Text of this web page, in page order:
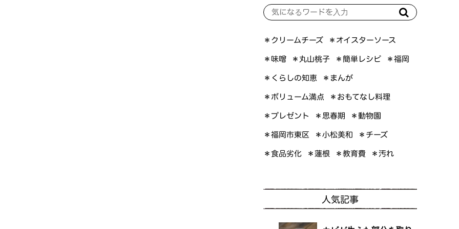
＊クリームチーズ ＊オイスターソース
＊味噌 ＊丸山桃子 ＊簡単レシピ ＊福岡
＊くらしの知恵 ＊まんが
＊ボリューム満点 ＊おもてなし料理
＊プレゼント ＊思春期 ＊動物園
＊福岡市東区 ＊小松美和 ＊チーズ
＊食品劣化 ＊蓮根 ＊教育費 ＊汚れ
人気記事